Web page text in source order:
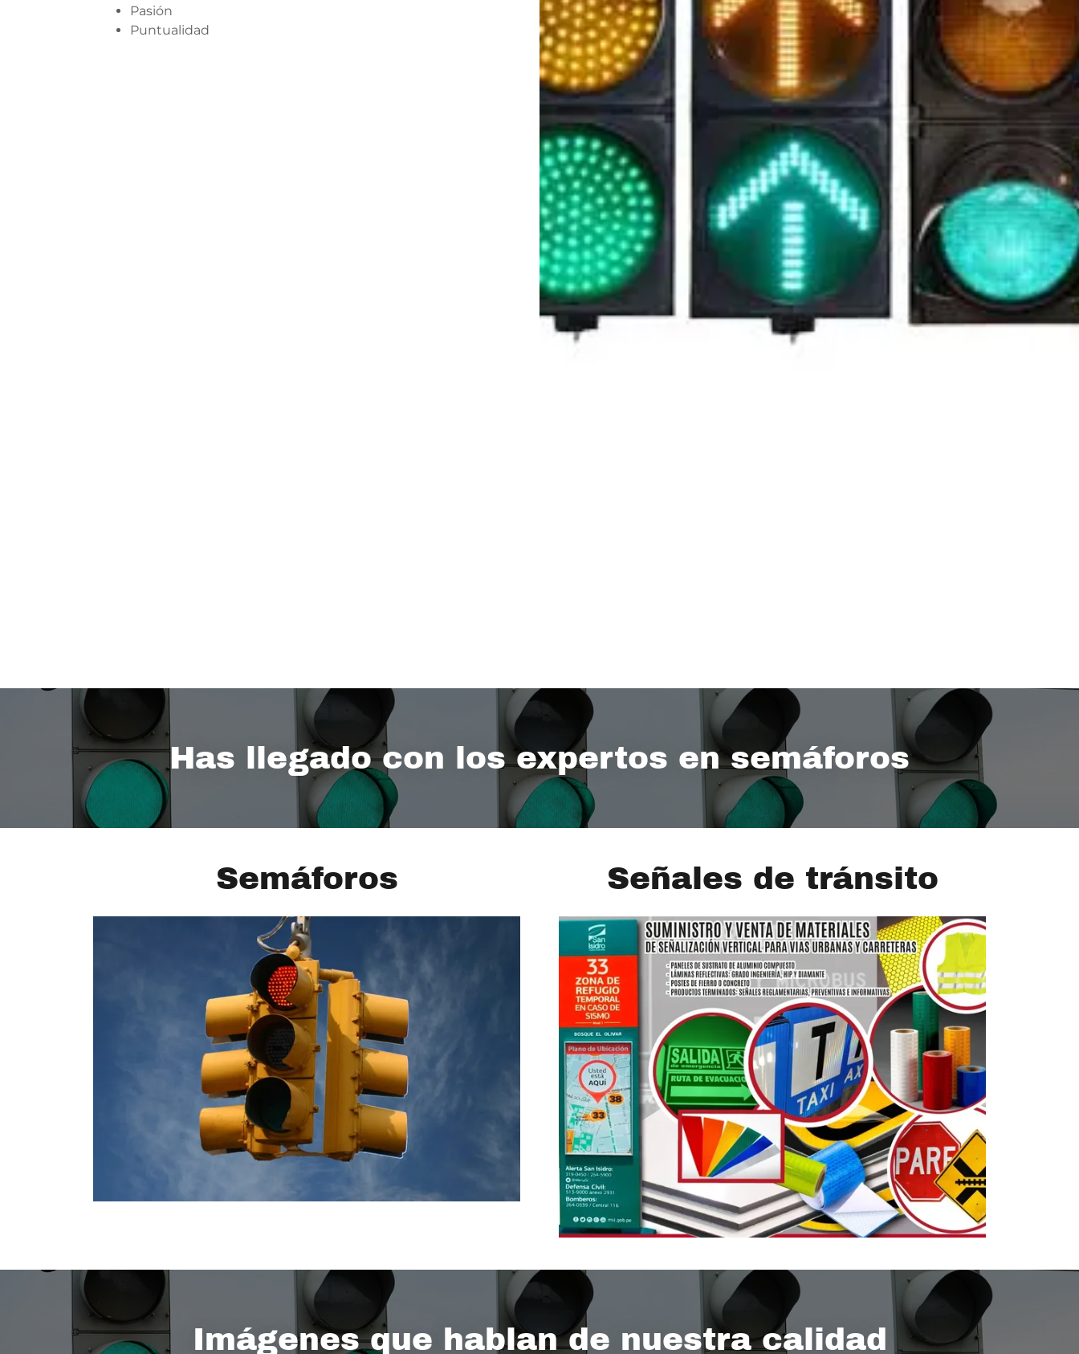
Pasión
Puntualidad
Has llegado con los expertos en semáforos
Semáforos Señales de tránsito
Imágenes que hablan de nuestra calidad